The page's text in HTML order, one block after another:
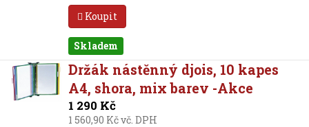
Koupit
Skladem
Držák nástěnný djois, 10 kapes
A4, shora, mix barev -Akce
1 290 Kč
1 560,90 Kč vč. DPH